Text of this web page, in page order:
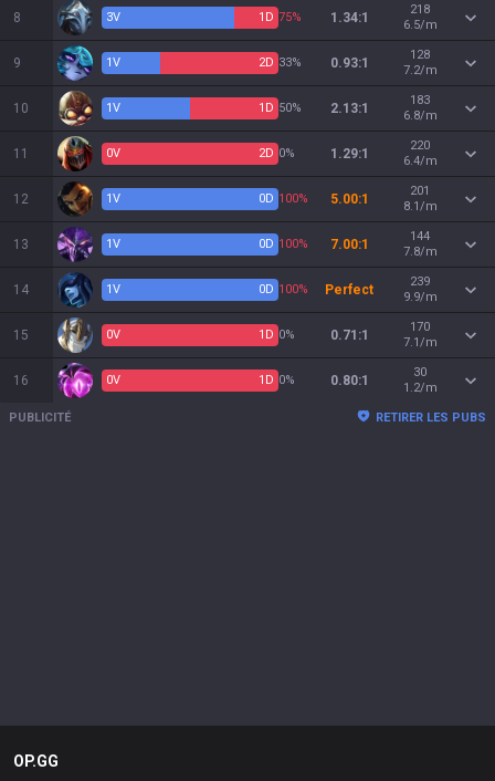
8 3V 1 D 75% 1.34:1
218
6.5/m
9 1V 2D 33% 0.93:1
128
7.2/m
10 1V 1 D 50% 2.13:1
183
6.8/m
11 0V 2D 0% 1.29:1
220
6.4/m
12 1V 0D 100% 5.00:1
201
8.1/m
13 1V 0D 100% 7.00:1
144
7.8/m
14 1V 0D 100% Perfect
239
9.9/m
15 0V 1 D 0% 0.71:1
170
7.1/m
16 0V 1 D 0% 0.80:1
30
1.2/m
PUBLICITÉ RETIRER LES PUBS
OP.GG